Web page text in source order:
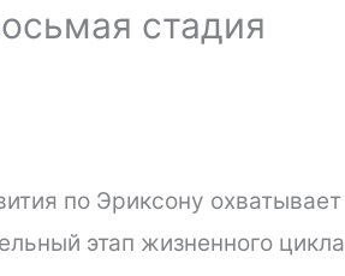
стадия
по Эриксону охватывает
этап жизненного цикла